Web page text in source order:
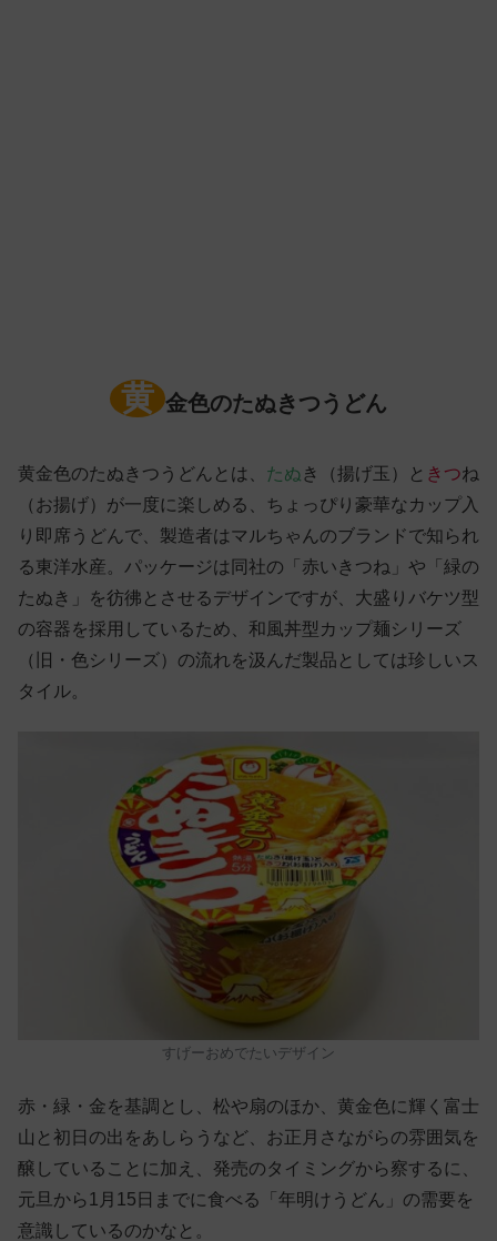
黄 金色のたぬきつうどん
黄金色のたぬきつうどんとは、 たぬ き（揚げ玉）と きつね
（お揚げ）が一度に楽しめる、ちょっぴり豪華なカップ入
り即席うどんで、製造者はマルちゃんのブランドで知られ
る東洋水産。パッケージは同社の「赤いきつね」や「緑の
たぬき」を彷彿とさせるデザインですが、大盛りバケツ型
の容器を採用しているため、和風丼型カップ麺シリーズ
（旧・色シリーズ）の流れを汲んだ製品としては珍しいス
タイル。
すげーおめでたいデザイン
赤・緑・金を基調とし、松や扇のほか、黄金色に輝く富士
山と初日の出をあしらうなど、お正月さながらの雰囲気を
醸していることに加え、発売のタイミングから察するに、
元旦から1月15日までに食べる「年明けうどん」の需要を
意識しているのかなと。